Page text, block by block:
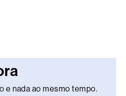
e nada ao mesmo tempo.